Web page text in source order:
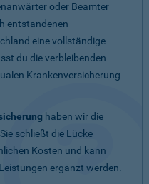
oder Beamter
entstandenen
eine vollständige
du die verbleibenden
Krankenversicherung
haben wir die
schließt die Lücke
Kosten und kann
ergänzt werden.